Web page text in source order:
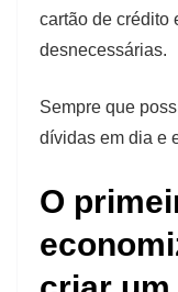
cartão de crédito
desnecessárias.
Sempre que
dívidas em dia e
O